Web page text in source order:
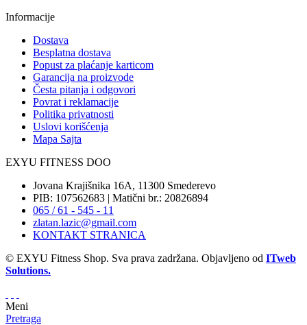
Informacije
Dostava
Besplatna dostava
Popust za plaćanje karticom
Garancija na proizvode
Česta pitanja i odgovori
Povrat i reklamacije
Politika privatnosti
Uslovi korišćenja
Mapa Sajta
EXYU FITNESS DOO
Jovana Krajišnika 16A, 11300 Smederevo
PIB: 107562683 | Matični br.: 20826894
065 / 61 - 545 - 11
zlatan.lazic@gmail.com
KONTAKT STRANICA
© EXYU Fitness Shop. Sva prava zadržana. Objavljeno od ITweb
Solutions.
Meni
Pretraga